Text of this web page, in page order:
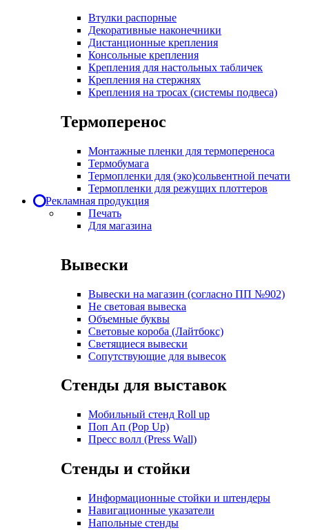
Втулки распорные
Декоративные наконечники
Дистанционные крепления
Консольные крепления
Крепления для настольных табличек
Крепления на стержнях
Крепления на тросах (системы подвеса)
Термоперенос
Монтажные пленки для термопереноса
Термобумага
Термопленки для (эко)сольвентной печати
Термопленки для режущих плоттеров
Рекламная продукция
Печать
Для магазина
Вывески
Вывески на магазин (согласно ПП №902)
Не световая вывеска
Объемные буквы
Световые короба (Лайтбокс)
Светящиеся вывески
Сопутствующие для вывесок
Стенды для выставок
Мобильный стенд Roll up
Поп Ап (Pop Up)
Пресс волл (Press Wall)
Стенды и стойки
Информационные стойки и штендеры
Навигационные указатели
Напольные стенды